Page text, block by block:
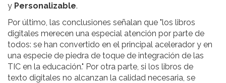
y Personalizable.
Por último, las conclusiones señalan que "los libros
digitales merecen una especial atención por parte de
todos: se han convertido en el principal acelerador y en
una especie de piedra de toque de integración de las
TIC en la educación." Por otra parte, si los libros de
texto digitales no alcanzan la calidad necesaria, se